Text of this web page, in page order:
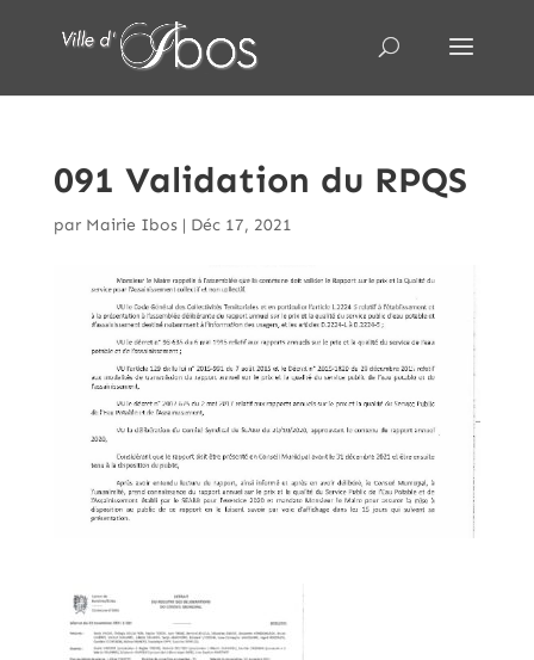
091 Validation du RPQS
par Mairie Ibos| Déc 17, 2021